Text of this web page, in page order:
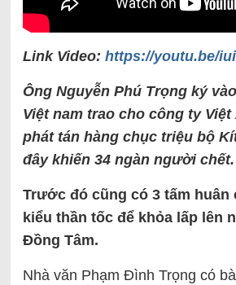
Link Video: https://youtu.be/
Ông Nguyễn Phú Trọng ký
Việt nam trao cho công ty
phát tán hàng chục triệu bộ
đây khiến 34 ngàn người chết.
Trước đó cũng có 3 tấm
kiểu thần tốc để khỏa lấp lên
Đồng Tâm.
Nhà văn Phạm Đình Trọng có